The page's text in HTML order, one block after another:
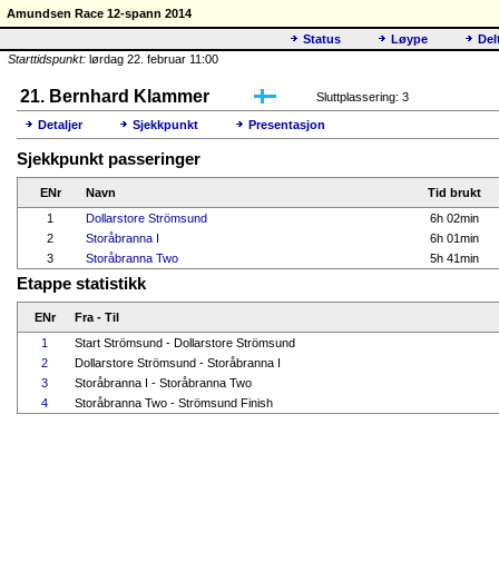
Amundsen Race 12-spann 2014
Status
Løype
Starttidspunkt: lørdag 22. februar 11:00
21. Bernhard Klammer Sluttplassering: 3
Detaljer Sjekkpunkt Presentasjon
Sjekkpunkt passeringer
ENr Navn
Tid brukt
1
Dollarstore Strömsund
6h 02min
2
Storåbranna I
6h 01min
3
Storåbranna Two 5h 41min
Etappe statistikk
ENr
Fra - Til
1
Start Strömsund - Dollarstore Strömsund
2
Dollarstore Strömsund - Storåbranna I
3
Storåbranna I - Storåbranna Two
4
Storåbranna Two - Strömsund Finish